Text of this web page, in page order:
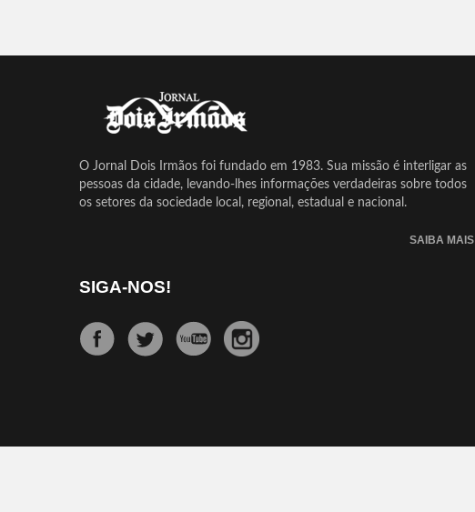
O Jornal Dois Irmãos foi fundado em 1983. Sua missão é interligar as
pessoas da cidade, levando-lhes informações verdadeiras sobre todos
os setores da sociedade local, regional, estadual e nacional.
SAIBA MAIS
SIGA-NOS!